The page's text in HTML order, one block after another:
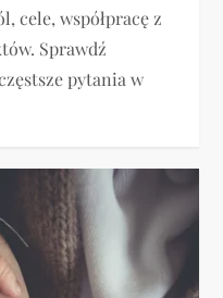
cele, współpracę z
Sprawdź
pytania w